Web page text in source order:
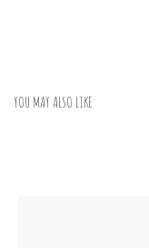
YOU MAY ALSO LIKE